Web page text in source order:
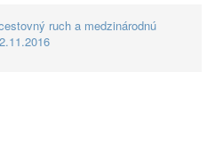
ruch a medzinárodnú